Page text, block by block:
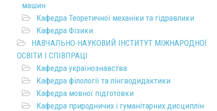
машин
Кафедра Теоретичної механіки та гідравлики
Кафедра Фізики
НАВЧАЛЬНО-НАУКОВИЙ ІНСТИТУТ МІЖНАРОДНОЇ
ОСВІТИ І СПІВПРАЦІ
Кафедра українознавства
Кафедра філології та лінгводидактики
Кафедра мовної підготовки
Кафедра природничих і гуманітарних дисциплін